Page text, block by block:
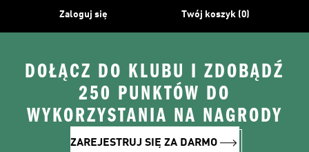
Zaloguj się Twój koszyk (0)
DOŁĄCZ DO KLUBU I ZDOBĄDŹ
250 PUNKTÓW DO
WYKORZYSTANIA NA NAGRODY
ZAREJESTRUJ SIĘ ZA DARMO